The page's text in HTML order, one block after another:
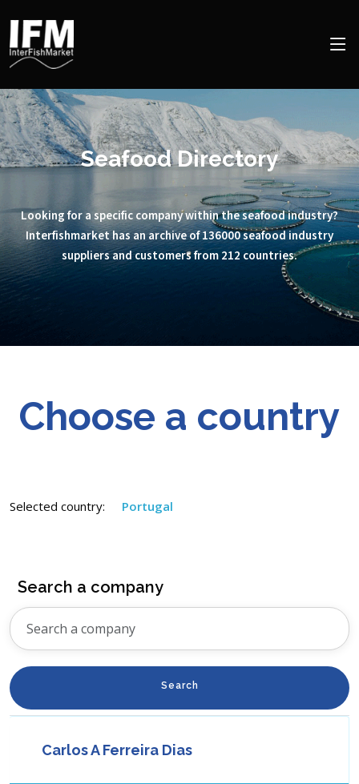
Seafood Directory
Looking for a specific company within the seafood industry?
Interfishmarket has an archive of 136000 seafood industry
suppliers and customers from 212 countries.
Choose a country
Selected country: Portugal
Search a company
Search
Carlos A Ferreira Dias